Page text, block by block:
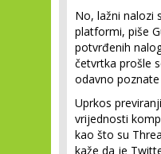
No, lažni nalozi
platformi, piše
potvrđenih
četvrtka prošle
odavno
Uprkos
vrijednosti
kao što su
kaže da je